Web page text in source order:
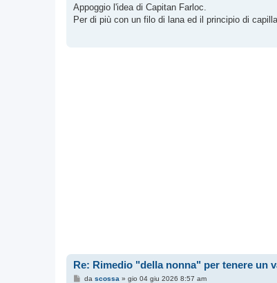
s
s
a
Appoggio l'idea di Capitan Farloc.
Per di più con un filo di lana ed il principio di
Re: Rimedio "della nonna" per tenere un
Mda scossa » gio 04 giu 2026 8:57 am